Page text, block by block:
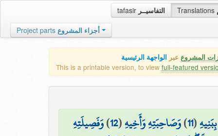
tafasir التفاسيــر Translations
Project parts أجزاء المشروع
المشروع عبر الواجهة الرئيسية
This is a printable version, to view full-featured
(
11
)وَصَاحِبَتِهِ وَأَخِيهِ(
12
)وَفَصِيلَتِهِ